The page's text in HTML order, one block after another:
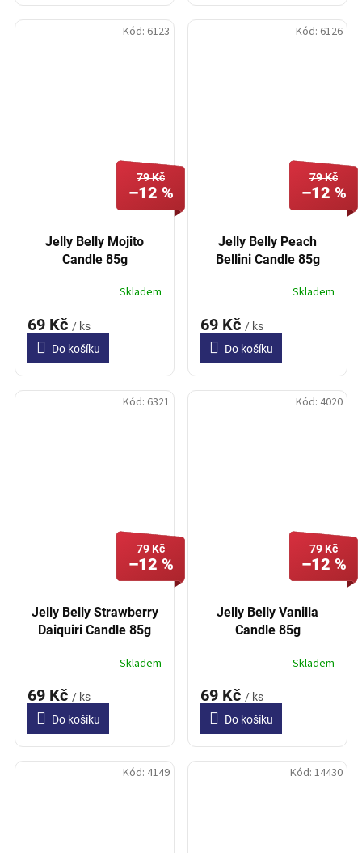
79 Kč
–12 %
Jelly Belly Mojito
Candle 85g
Skladem
69 Kč / ks
Do košíku
Kód: 6123
79 Kč
–12 %
Jelly Belly Peach
Bellini Candle 85g
Skladem
69 Kč / ks
Do košíku
Kód: 6126
79 Kč
–12 %
Jelly Belly Strawberry
Daiquiri Candle 85g
Skladem
69 Kč / ks
Do košíku
Kód: 6321
79 Kč
–12 %
Jelly Belly Vanilla
Candle 85g
Skladem
69 Kč / ks
Do košíku
Kód: 4020
Kód: 4149 Kód: 14430